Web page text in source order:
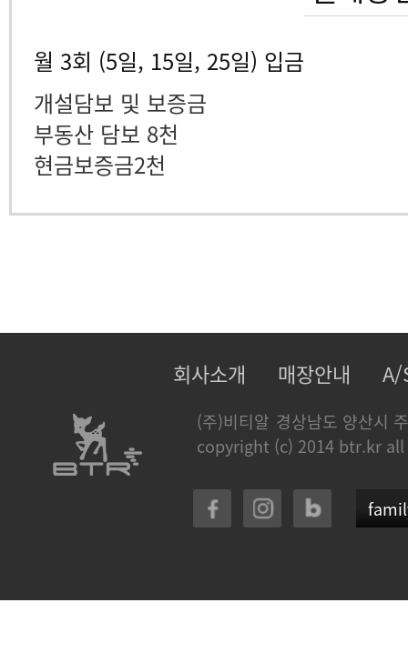
월 3회 (5일, 15일, 25일) 입금
개설담보 및 보증금
부동산 담보 8천
현금보증금2천
회사소개 매장안내 A/
(주)비티알 경상남도 양산시
copyright (c) 2014 btr.kr